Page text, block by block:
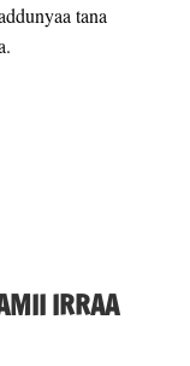
tana
IRRAA